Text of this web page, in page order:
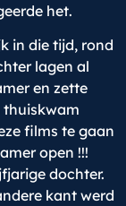
het.
in die tijd, rond
lagen al
en zette
thuiskwam
films te gaan
open !!!
dochter.
kant werd